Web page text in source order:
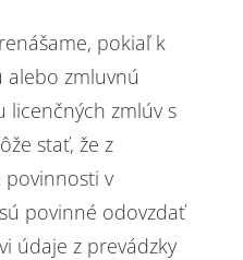
pokiaľ k
zmluvnú
licenčných zmlúv s
stať, že z
povinnosti v
povinné odovzdať
údaje z prevádzky